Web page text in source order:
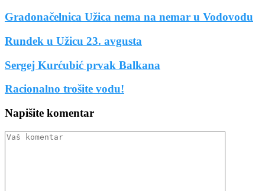
Gradonačelnica Užica nema na nemar u Vodovodu
Rundek u Užicu 23. avgusta
Sergej Kurćubić prvak Balkana
Racionalno trošite vodu!
Napišite komentar